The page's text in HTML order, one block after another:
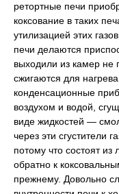
ретортные печи
коксование в таких
утилизацией этих
печи делаются
выходили из камер не
сжигаются для
конденсационные
воздухом и водой,
виде жидкостей —
через эти сгустители
потому что состоят из
обратно к
прежнему. Довольно